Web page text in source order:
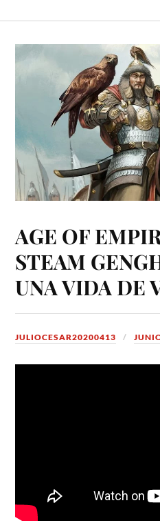
AGE OF
STEAM
UNA VIDA DE
JULIOCESAR20200413